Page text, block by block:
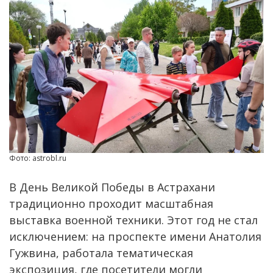
Фото: astrobl.ru
В День Великой Победы в Астрахани
традиционно проходит масштабная
выставка военной техники. Этот год не стал
исключением: на проспекте имени Анатолия
Гужвина, работала тематическая
экспозиция, где посетители могли